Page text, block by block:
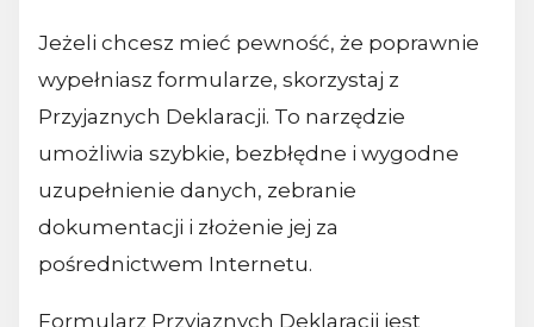
Jeżeli chcesz mieć pewność, że poprawnie
wypełniasz formularze, skorzystaj z
Przyjaznych Deklaracji. To narzędzie
umożliwia szybkie, bezbłędne i wygodne
uzupełnienie danych, zebranie
dokumentacji i złożenie jej za
pośrednictwem Internetu.
Formularz Przyjaznych Deklaracji jest